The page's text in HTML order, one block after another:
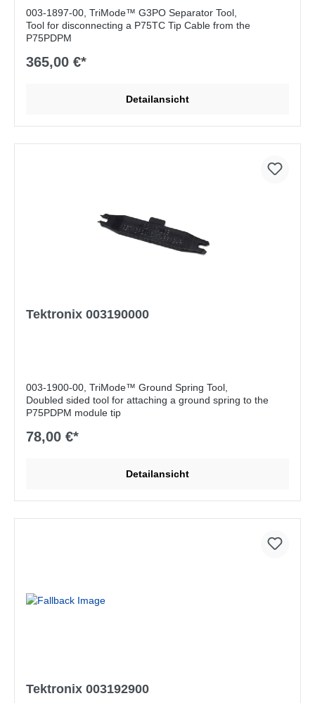
003-1897-00, TriMode™ G3PO Separator Tool,
Tool for disconnecting a P75TC Tip Cable from the
P75PDPM
365,00 €*
Detailansicht
Tektronix 003190000
003-1900-00, TriMode™ Ground Spring Tool,
Doubled sided tool for attaching a ground spring to the
P75PDPM module tip
78,00 €*
Detailansicht
Tektronix 003192900